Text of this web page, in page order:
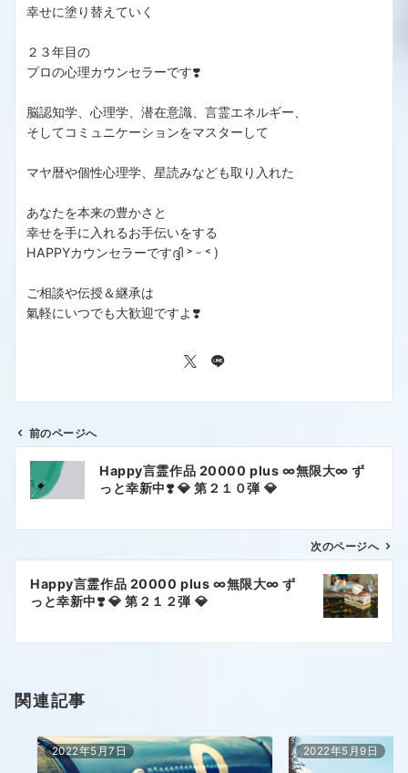
幸せに塗り替えていく
２３年目の
プロの心理カウンセラーです❣️
脳認知学、心理学、潜在意識、言霊エネルギー、
そしてコミュニケーションをマスターして
マヤ暦や個性心理学、星読みなども取り入れた
あなたを本来の豊かさと
幸せを手に入れるお手伝いをする
HAPPYカウンセラーですദ്ദി ˃ ᵕ ˂ )
ご相談や伝授＆継承は
氣軽にいつでも大歓迎ですよ❣️
前のページへ
Happy言霊作品 20000 plus ∞無限大∞ ず
っと幸新中❣️ 💎 第２１０弾 💎
次のページへ
Happy言霊作品 20000 plus ∞無限大∞ ず
っと幸新中❣️ 💎 第２１２弾 💎
関連記事
2022年5月7日 2022年5月9日